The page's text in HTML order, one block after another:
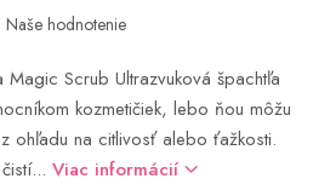
Naše hodnotenie
Magic Scrub Ultrazvuková špachtľa
kozmetičiek, lebo ňou môžu
ohľadu na citlivosť alebo ťažkosti.
Viac informácií